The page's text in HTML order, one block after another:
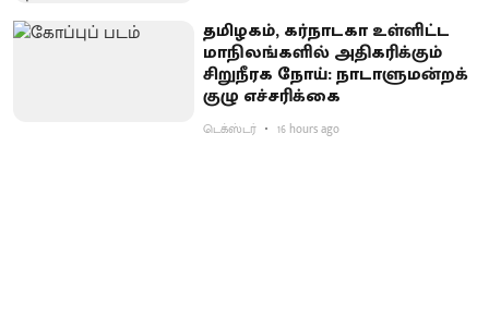
தமிழகம், கர்நாடகா உள்ளிட்ட
மாநிலங்களில் அதிகரிக்கும்
சிறுநீரக நோய்: நாடாளுமன்றக்
குழு எச்சரிக்கை
டெக்ஸ்டர் 16 hours ago